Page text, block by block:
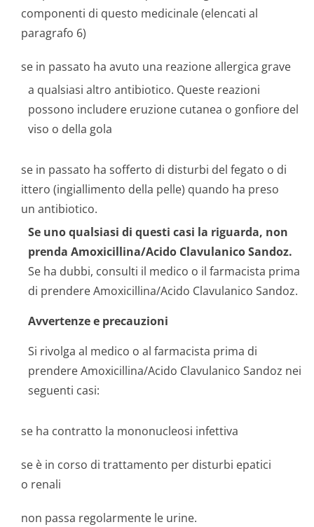
componenti di questo medicinale (elencati al
paragrafo 6)
se in passato ha avuto una reazione allergica grave
a qualsiasi altro antibiotico. Queste reazioni
possono includere eruzione cutanea o gonfiore del
viso o della gola
se in passato ha sofferto di disturbi del fegato o di
ittero (ingiallimento della pelle) quando ha preso
un antibiotico.
Se uno qualsiasi di questi casi la riguarda, non
prenda Amoxicillina/Acido Clavulanico Sandoz.
Se ha dubbi, consulti il medico o il farmacista prima
di prendere Amoxicillina/Acido Clavulanico Sandoz.
Avvertenze e precauzioni
Si rivolga al medico o al farmacista prima di
prendere Amoxicillina/Acido Clavulanico Sandoz nei
seguenti casi:
se ha contratto la mononucleosi infettiva
se è in corso di trattamento per disturbi epatici
o renali
non passa regolarmente le urine.